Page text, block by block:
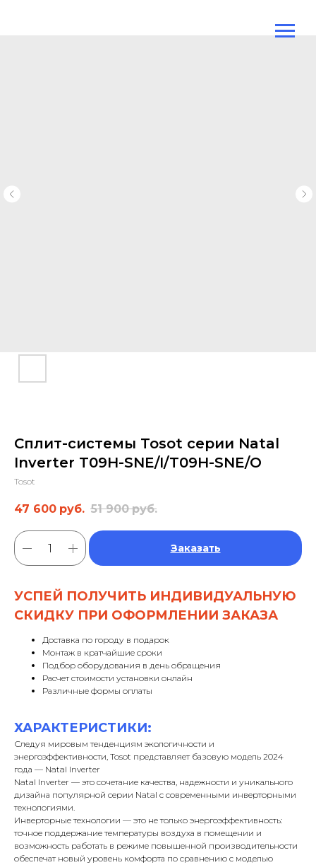
Сплит-системы Tosot серии Natal
Inverter T09H-SNE/I/T09H-SNE/O
Tosot
47 600 руб. 51 900 руб.
Заказать
УСПЕЙ ПОЛУЧИТЬ ИНДИВИДУАЛЬНУЮ
СКИДКУ ПРИ ОФОРМЛЕНИИ ЗАКАЗА
Доставка по городу в подарок
Монтаж в кратчайшие сроки
Подбор оборудования в день обращения
Расчет стоимости установки онлайн
Различные формы оплаты
ХАРАКТЕРИСТИКИ:
Следуя мировым тенденциям экологичности и
энергоэффективности, Tosot представляет базовую модель 2024
года — Natal Inverter
Natal Inverter — это сочетание качества, надежности и уникального
дизайна популярной серии Natal с современными инверторными
технологиями.
Инверторные технологии — это не только энергоэффективность:
точное поддержание температуры воздуха в помещении и
возможность работать в режиме повышенной производительности
обеспечат новый уровень комфорта по сравнению с моделью